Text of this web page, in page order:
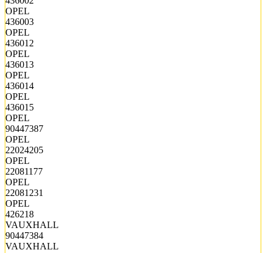
OPEL
436003
OPEL
436012
OPEL
436013
OPEL
436014
OPEL
436015
OPEL
90447387
OPEL
22024205
OPEL
22081177
OPEL
22081231
OPEL
426218
VAUXHALL
90447384
VAUXHALL